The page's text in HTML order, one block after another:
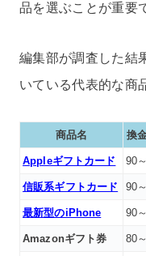
品を選ぶことが重要
編集部が調査した結
いている代表的な商
商品名 換
Appleギフトカード 90
信販系ギフトカード 90
最新型のiPhone 90
Amazonギフト券 80